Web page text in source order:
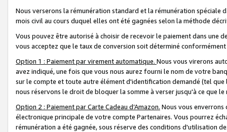
Nous verserons la rémunération standard et la rémunération spéciale
mois civil au cours duquel elles ont été gagnées selon la méthode
Vous pouvez être autorisé à choisir de recevoir le paiement dans une
vous acceptez que le taux de conversion soit déterminé
Option 1 : Paiement par virement automatique. Nous vous virerons
avez indiqué, une fois que vous nous aurez fourni le nom de votre
sur le compte et toute autre élément d'identification demandé (tel que
nous réservons le droit de bloquer la somme à verser jusqu'à ce que
Option 2 : Paiement par Carte Cadeau d’Amazon. Nous vous
électronique principale de votre compte Partenaires. Vous pourrez
rémunération a été gagnée, sous réserve des conditions d'utilisation